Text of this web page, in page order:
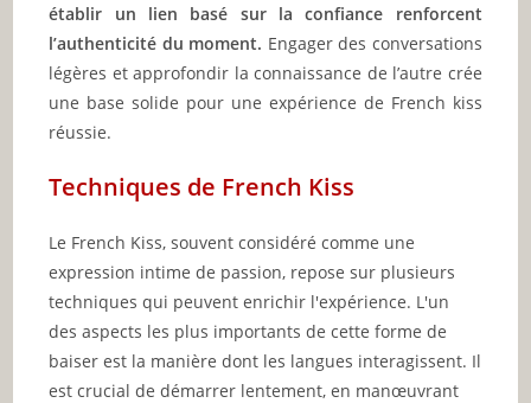
établir un lien basé sur la confiance renforcent
l’authenticité du moment. Engager des conversations
légères et approfondir la connaissance de l’autre crée
une base solide pour une expérience de French kiss
réussie.
Techniques de French Kiss
Le French Kiss, souvent considéré comme une
expression intime de passion, repose sur plusieurs
techniques qui peuvent enrichir l'expérience. L'un
des aspects les plus importants de cette forme de
baiser est la manière dont les langues interagissent. Il
est crucial de démarrer lentement, en manœuvrant